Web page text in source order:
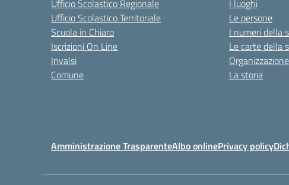
Ufficio Scolastico Regionale
Ufficio Scolastico Territoriale
Scuola in Chiaro
Iscrizioni On Line
Invalsi
Comune
I luoghi
Le persone
I numeri della
Le carte della
Organizzazione
La storia
Amministrazione TrasparenteAlbo onlinePrivacy policy